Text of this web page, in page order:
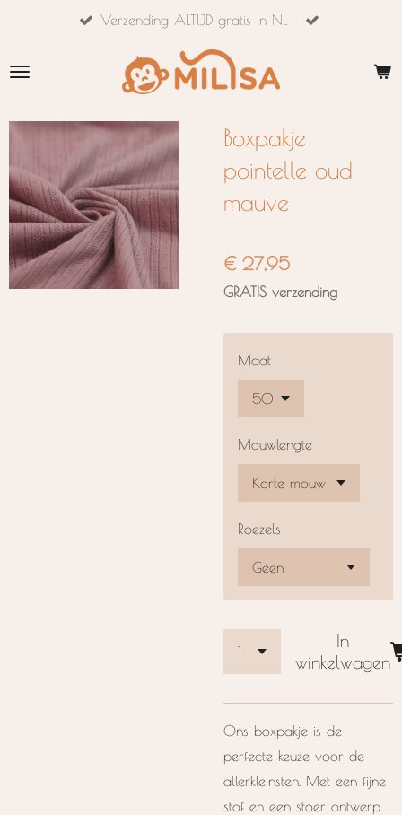
naar
hoofdinhoud
Verzending ALTIJD gratis in NL
Boxpakje
pointelle oud
mauve
€ 27,95
GRATIS verzending
Maat
Mouwlengte
Roezels
In
winkelwagen
Ons boxpakje is de
perfecte keuze voor de
allerkleinsten. Met een fijne
stof en een stoer ontwerp